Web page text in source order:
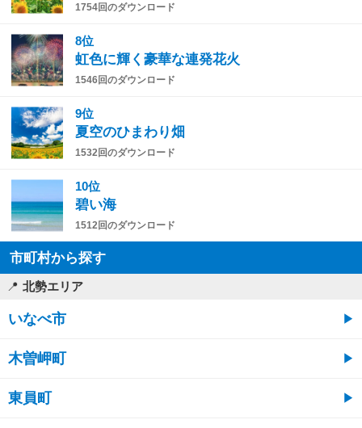
1754回のダウンロード
8位
虹色に輝く豪華な連発花火
1546回のダウンロード
9位
夏空のひまわり畑
1532回のダウンロード
10位
碧い海
1512回のダウンロード
市町村から探す
北勢エリア
いなべ市
木曽岬町
東員町